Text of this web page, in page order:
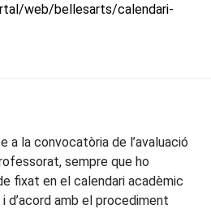
web/bellesarts/calendari-
a la convocatòria de l’avaluació
sempre que ho
fixat en el calendari acadèmic
d’acord amb el procediment